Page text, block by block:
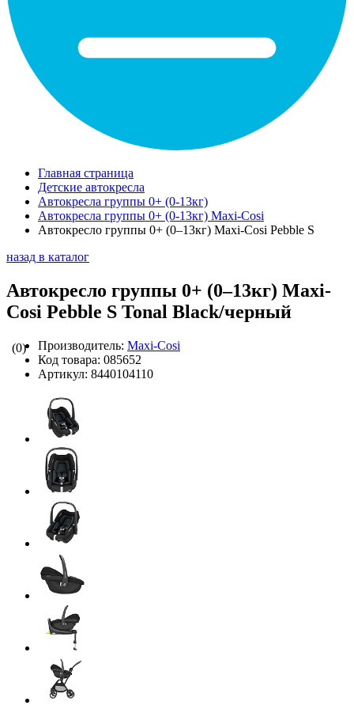
Главная страница
Детские автокресла
Автокресла группы 0+ (0-13кг)
Автокресла группы 0+ (0-13кг) Maxi-Cosi
Автокресло группы 0+ (0–13кг) Maxi-Cosi Pebble S
назад в каталог
Автокресло группы 0+ (0–13кг) Maxi-
Cosi Pebble S Tonal Black/черный
(0) Производитель: Maxi-Cosi
Код товара: 085652
Артикул: 8440104110